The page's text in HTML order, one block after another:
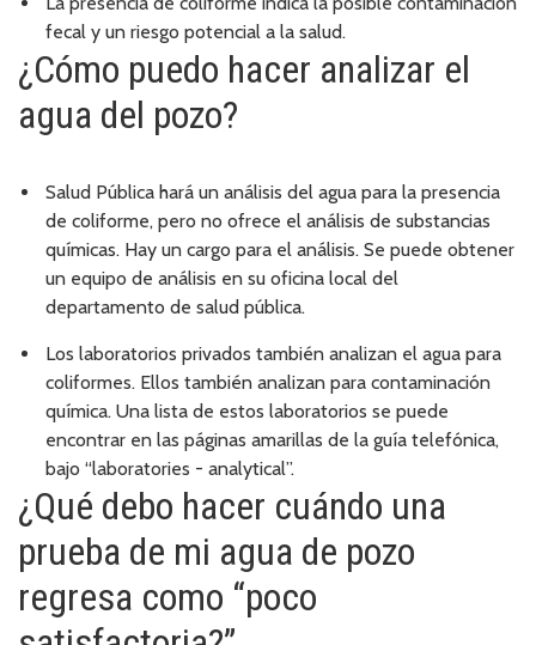
fecal y un riesgo potencial a la salud.
¿Cómo puedo hacer analizar el
agua del pozo?
Salud Pública hará un análisis del agua para la presencia
de coliforme, pero no ofrece el análisis de substancias
químicas. Hay un cargo para el análisis. Se puede obtener
un equipo de análisis en su oficina local del
departamento de salud pública.
Los laboratorios privados también analizan el agua para
coliformes. Ellos también analizan para contaminación
química. Una lista de estos laboratorios se puede
encontrar en las páginas amarillas de la guía telefónica,
bajo “laboratories - analytical”.
¿Qué debo hacer cuándo una
prueba de mi agua de pozo
regresa como “poco